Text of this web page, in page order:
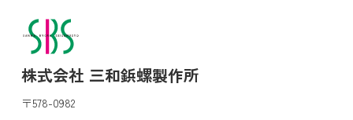
株式会社 三和鋲螺製作所
〒578-0982